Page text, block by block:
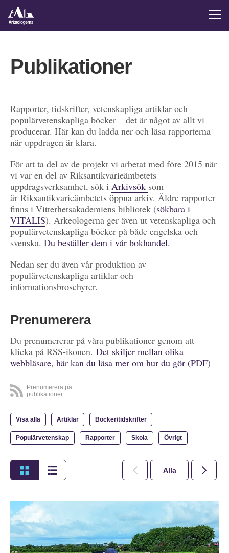
Publikationer
Rapporter, tidskrifter, vetenskapliga artiklar och
populärvetenskapliga böcker – det är något av allt vi
producerar. Här kan du ladda ner och läsa rapporterna
när uppdragen är klara.
För att ta del av de projekt vi arbetat med före 2015 när
vi var en del av Riksantikvarieämbetets
uppdragsverksamhet, sök i Arkivsök som
är Riksantikvarieämbetets öppna arkiv. Äldre rapporter
finns i Vitterhetsakademiens bibliotek (sökbara i
VITALIS). Arkeologerna ger även ut vetenskapliga och
populärvetenskapliga böcker på både engelska och
svenska. Du beställer dem i vår bokhandel.
Nedan ser du även vår produktion av
populärvetenskapliga artiklar och
informationsbroschyrer.
Prenumerera
Du prenumererar på våra publikationer genom att
klicka på RSS-ikonen. Det skiljer mellan olika
webbläsare, här kan du läsa mer om hur du gör (PDF)
Prenumerera på
publikationer
Visa alla Artiklar Böcker/tidskrifter
Populärvetenskap Rapporter Skola Övrigt
Alla 2026